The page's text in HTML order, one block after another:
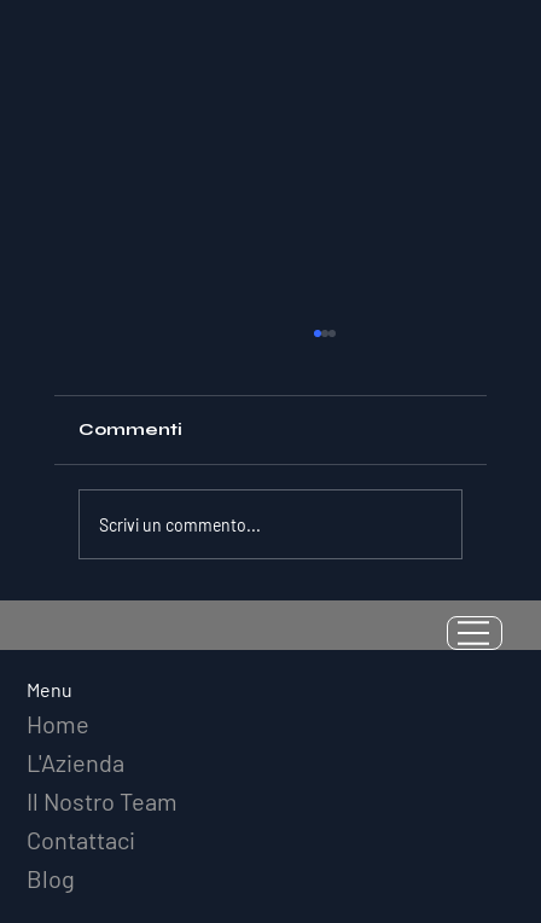
Misurabile: Perché il Quoziente di
Commenti
Scrivi un commento...
Menu
Home
L'Azienda
Il Nostro Team
Contattaci
Blog